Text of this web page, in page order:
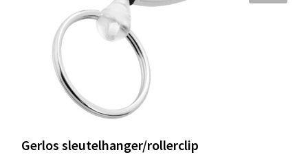
Gerlos sleutelhanger/rollerclip